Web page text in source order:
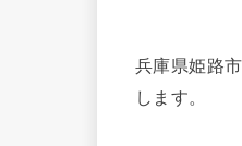
兵庫県姫路
します。